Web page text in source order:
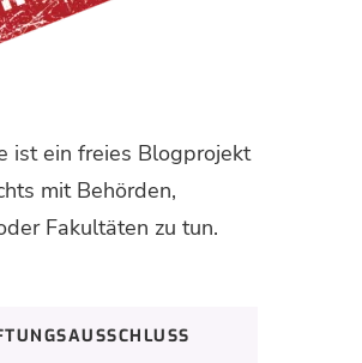
ist ein freies Blogprojekt
mit Behörden,
Fakultäten zu tun.